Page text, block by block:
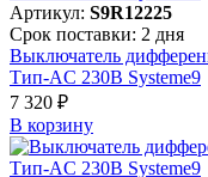
Артикул: S9R12225
Срок поставки: 2 дня
Выключатель
Тип-AC 230В Systeme9
7 320 ₽
В корзинy